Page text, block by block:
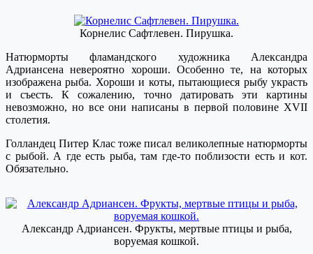
Корнелис Сафтлевен. Пирушка.
Натюрморты фламандского художника Александра
Адриансена невероятно хороши. Особенно те, на которых
изображена рыба. Хороши и коты, пытающиеся рыбу украсть
и съесть. К сожалению, точно датировать эти картины
невозможно, но все они написаны в первой половине XVII
столетия.
Голландец Питер Клас тоже писал великолепные натюрморты
с рыбой. А где есть рыба, там где-то поблизости есть и кот.
Обязательно.
Александр Адриансен. Фрукты, мертвые птицы и рыба,
воруемая кошкой.